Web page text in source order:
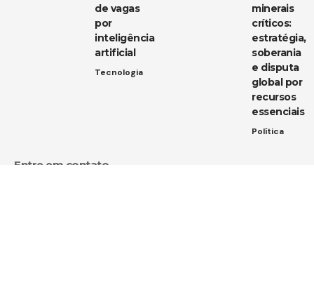
de vagas
por
inteligência
artificial
Tecnologia
minerais
críticos:
estratégia,
soberania
e disputa
global por
recursos
essenciais
Política
Entre em contato